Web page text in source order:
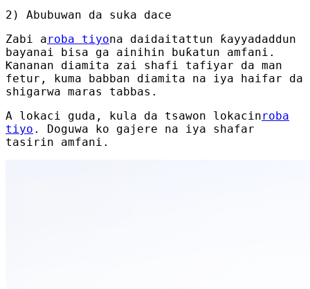
2) Abubuwan da suka dace
Zabi aroba tiyona daidaitattun ƙayyadaddun
bayanai bisa ga ainihin buƙatun amfani.
Ƙananan diamita zai shafi tafiyar da man
fetur, kuma babban diamita na iya haifar da
shigarwa maras tabbas.
A lokaci guda, kula da tsawon lokacinroba
tiyo . Doguwa ko gajere na iya shafar
tasirin amfani.